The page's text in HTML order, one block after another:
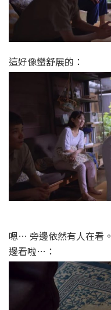
這好像蠻舒展的：
嗯… 旁邊依然有人在看
邊看啦…：